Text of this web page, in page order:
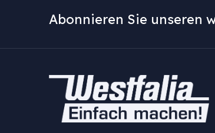
Abonnieren Sie unseren